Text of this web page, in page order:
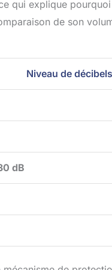
qui explique
de son
Niveau de
dB